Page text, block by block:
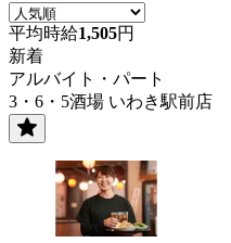
平均時給1,505円
新着
アルバイト・パート
3・6・5酒場 いわき駅前店